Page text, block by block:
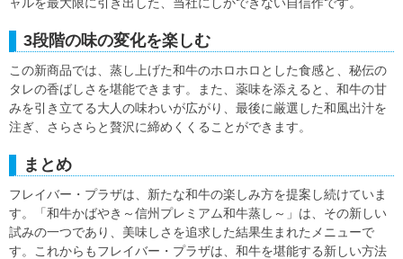
3段階の味の変化を楽しむ
この新商品では、蒸し上げた和牛のホロホロとした食感と、秘伝の
タレの香ばしさを堪能できます。また、薬味を添えると、和牛の甘
みを引き立てる大人の味わいが広がり、最後に厳選した和風出汁を
注ぎ、さらさらと贅沢に締めくくることができます。
まとめ
フレイバー・プラザは、新たな和牛の楽しみ方を提案し続けていま
す。「和牛かばやき～信州プレミアム和牛蒸し～」は、その新しい
試みの一つであり、美味しさを追求した結果生まれたメニューで
す。これからもフレイバー・プラザは、和牛を堪能する新しい方法